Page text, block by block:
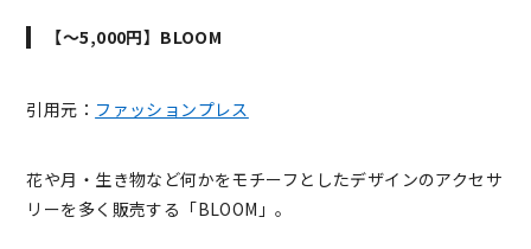
【～5,000円】BLOOM
引用元： ファッションプレス
花や月・生き物など何かをモチーフとしたデザインのアクセサ
リーを多く販売する「BLOOM」。